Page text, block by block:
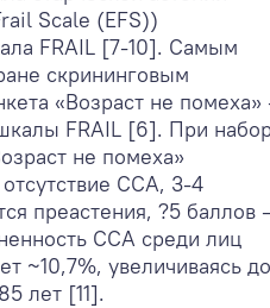
Scale (EFS))
FRAIL [7-10]. Самым
скрининговым
«Возраст не
FRAIL [6]. При
не помеха»
ССА, 3-4
преастения, ?5 баллов
ССА среди лиц
~10,7%, увеличиваясь до
лет [11].